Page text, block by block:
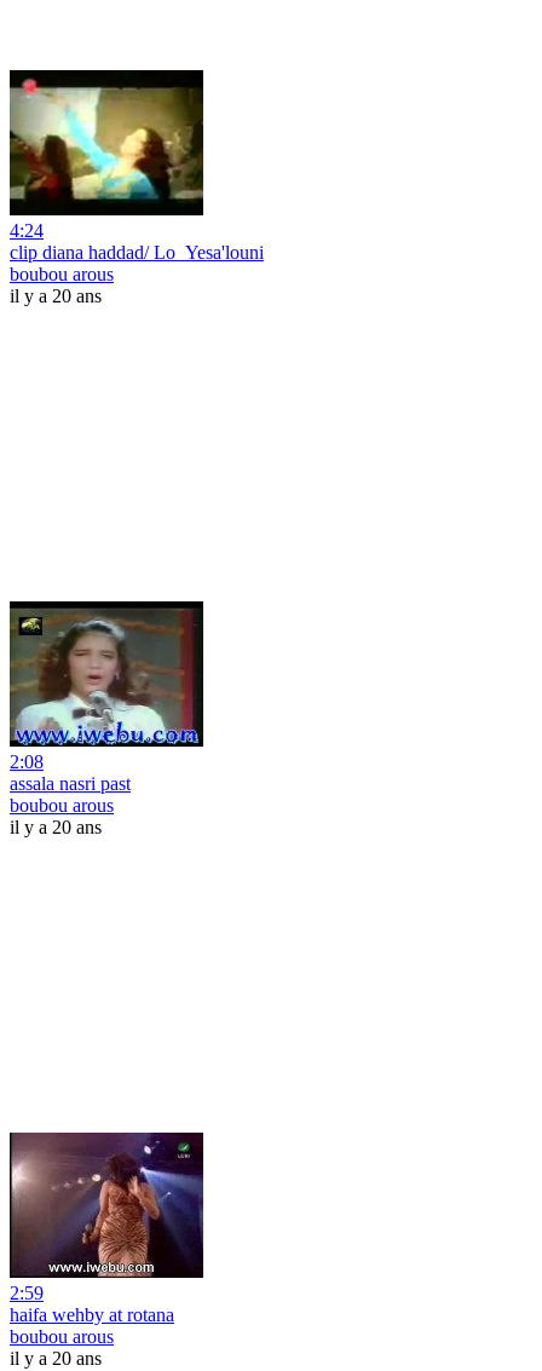
4:24
clip diana haddad/ Lo_Yesa'louni
boubou arous
il y a 20 ans
2:08
assala nasri past
boubou arous
il y a 20 ans
2:59
haifa wehby at rotana
boubou arous
il y a 20 ans